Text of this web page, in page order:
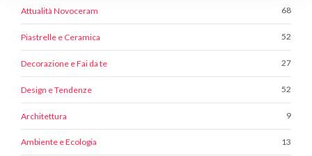
Attualità Novoceram 68
Piastrelle e Ceramica 52
Decorazione e Fai da te 27
Design e Tendenze 52
Architettura 9
Ambiente e Ecologia 13